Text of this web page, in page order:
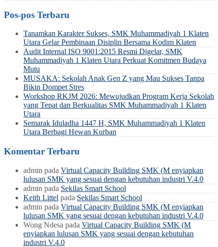
Pos-pos Terbaru
Tanamkan Karakter Sukses, SMK Muhammadiyah 1 Klaten
Utara Gelar Pembinaan Disiplin Bersama Kodim Klaten
Audit Internal ISO 9001:2015 Resmi Digelar, SMK
Muhammadiyah 1 Klaten Utara Perkuat Komitmen Budaya
Mutu
MUSAKA: Sekolah Anak Gen Z yang Mau Sukses Tanpa
Bikin Dompet Stres
Workshop RKJM 2026: Mewujudkan Program Kerja Sekolah
yang Tepat dan Berkualitas SMK Muhammadiyah 1 Klaten
Utara
Semarak Iduladha 1447 H, SMK Muhammadiyah 1 Klaten
Utara Berbagi Hewan Kurban
Komentar Terbaru
admin pada Virtual Capacity Building SMK (M enyiapkan
lulusan SMK yang sesuai dengan kebutuhan industri V.4.0
admin pada Sekilas Smart School
Keith Littel pada Sekilas Smart School
admin pada Virtual Capacity Building SMK (M enyiapkan
lulusan SMK yang sesuai dengan kebutuhan industri V.4.0
Wong Ndesa pada Virtual Capacity Building SMK (M
enyiapkan lulusan SMK yang sesuai dengan kebutuhan
industri V.4.0